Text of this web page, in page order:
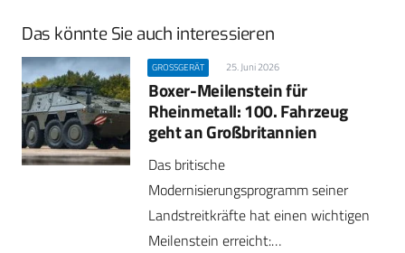
Das könnte Sie auch interessieren
GROSSGERÄT 25. Juni 2026
Boxer-Meilenstein für
Rheinmetall: 100. Fahrzeug
geht an Großbritannien
Das britische
Modernisierungsprogramm seiner
Landstreitkräfte hat einen wichtigen
Meilenstein erreicht:…